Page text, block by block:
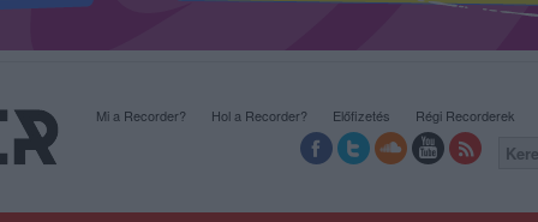
Mi a Recorder? Hol a Recorder? Előfizetés Régi Recorderek